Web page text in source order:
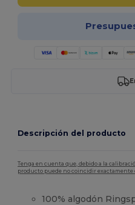
Descripción del producto
Tenga en cuenta que, debido a la
producto puede no coincidir exactamente
100% algodón